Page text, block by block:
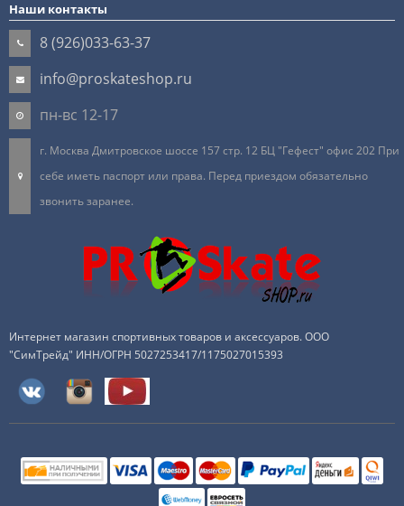
Наши контакты
8 (926)033-63-37
info@proskateshop.ru
пн-вс 12-17
г. Москва Дмитровское шоссе 157 стр. 12 БЦ "Гефест" офис 202 При
себе иметь паспорт или права. Перед приездом обязательно
звонить заранее.
Интернет магазин спортивных товаров и аксессуаров. ООО
"СимТрейд" ИНН/ОГРН 5027253417/1175027015393